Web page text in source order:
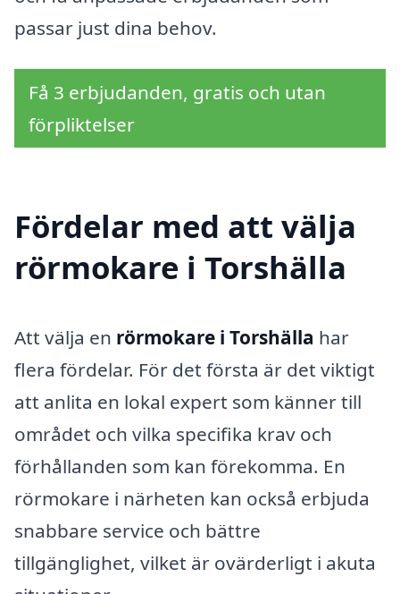
passar just dina behov.
Få 3 erbjudanden, gratis och utan
förpliktelser
Fördelar med att välja
rörmokare i Torshälla
Att välja en rörmokare i Torshälla har
flera fördelar. För det första är det viktigt
att anlita en lokal expert som känner till
området och vilka specifika krav och
förhållanden som kan förekomma. En
rörmokare i närheten kan också erbjuda
snabbare service och bättre
tillgänglighet, vilket är ovärderligt i akuta